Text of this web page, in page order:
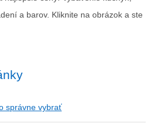
a barov. Kliknite na obrázok a ste
správne vybrať